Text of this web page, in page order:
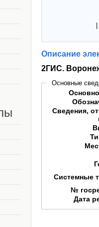
Описание
2ГИС.
Основные
Сведения,
Системные
№
Дата